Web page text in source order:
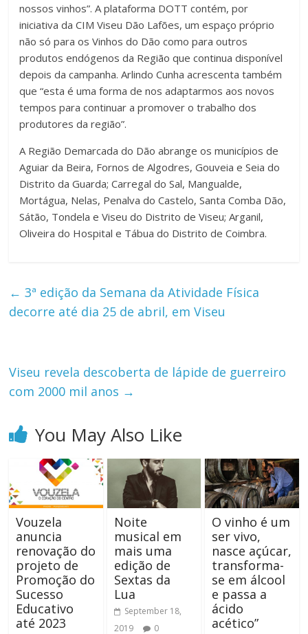
nossos vinhos”. A plataforma DOTT contém, por
iniciativa da CIM Viseu Dão Lafões, um espaço próprio
não só para os Vinhos do Dão como para outros
produtos endógenos da Região que continua disponível
depois da campanha. Arlindo Cunha acrescenta também
que “esta é uma forma de nos adaptarmos aos novos
tempos para continuar a promover o trabalho dos
produtores da região”.
A Região Demarcada do Dão abrange os municípios de
Aguiar da Beira, Fornos de Algodres, Gouveia e Seia do
Distrito da Guarda; Carregal do Sal, Mangualde,
Mortágua, Nelas, Penalva do Castelo, Santa Comba Dão,
Sátão, Tondela e Viseu do Distrito de Viseu; Arganil,
Oliveira do Hospital e Tábua do Distrito de Coimbra.
← 3ª edição da Semana da Atividade Física
decorre até dia 25 de abril, em Viseu
Viseu revela descoberta de lápide de guerreiro
com 2000 mil anos →
You May Also Like
Vouzela
anuncia
renovação do
projeto de
Promoção do
Sucesso
Educativo
até 2023
Noite
musical em
mais uma
edição de
Sextas da
Lua
September 18,
2019
0
O vinho é um
ser vivo,
nasce açúcar,
transforma-
se em álcool
e passa a
ácido
acético”